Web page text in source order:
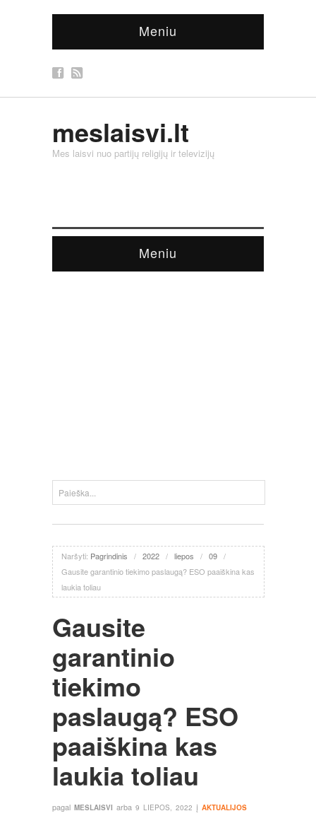
Meniu
meslaisvi.lt
Mes laisvi nuo partijų religijų ir televizijų
Meniu
Naršyti: Pagrindinis / 2022 / liepos / 09 /
Gausite garantinio tiekimo paslaugą? ESO paaiškina kas
laukia toliau
Gausite
garantinio
tiekimo
paslaugą? ESO
paaiškina kas
laukia toliau
pagal MESLAISVI arba 9 LIEPOS, 2022 į AKTUALIJOS